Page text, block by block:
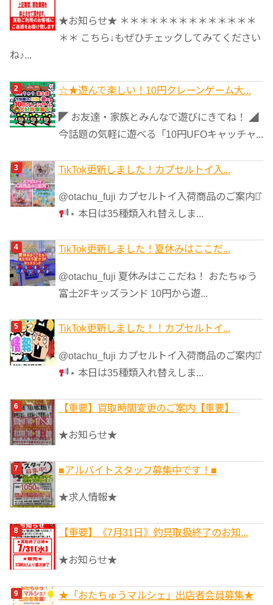
リ
ー
★お知らせ★ ＊＊＊＊＊＊＊＊＊＊＊＊＊＊
＊＊ こちら↓もぜひチェックしてみてください
ね♪...
☆★遊んで楽しい！10円クレーンゲーム大...
◤ お友達・家族とみんなで遊びにきてね！ ◢
今話題の気軽に遊べる「10円UFOキャッチャ...
TikTok更新しました！カプセルトイ入...
@otachu_fuji カプセルトイ入荷商品のご案内⋆͛
⋆ 本日は35種類入れ替えしま...
TikTok更新しました！夏休みはここだ...
@otachu_fuji 夏休みはここだね！ おたちゅう
富士2Fキッズランド 10円から遊...
TikTok更新しました！！カプセルトイ...
@otachu_fuji カプセルトイ入荷商品のご案内⋆͛
⋆ 本日は35種類入れ替えしま...
【重要】買取時間変更のご案内【重要】
★お知らせ★
■アルバイトスタッフ募集中です！■
★求人情報★
【重要】《7月31日》釣具取扱終了のお知...
★お知らせ★
★「おたちゅうマルシェ」出店者会員募集★